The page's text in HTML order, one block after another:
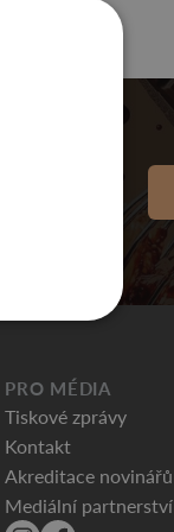
PRO MÉDIA
Tiskové zprávy
Kontakt
Akreditace novinářů
Mediální partnerství